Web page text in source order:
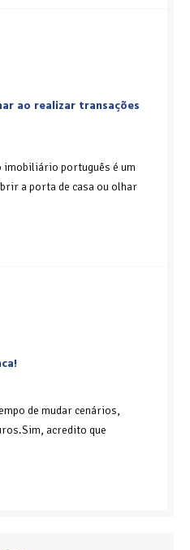
ao realizar transações
imobiliário português é um
a porta de casa ou olhar
de mudar cenários,
acredito que